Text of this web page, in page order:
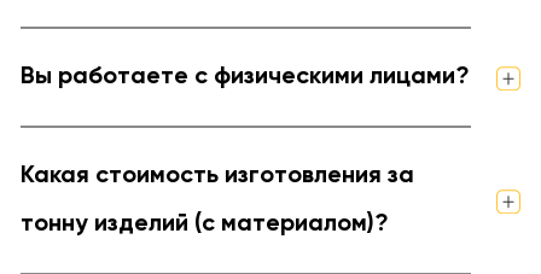
Вы работаете с физическими лицами?
Какая стоимость изготовления за
тонну изделий (с материалом)?